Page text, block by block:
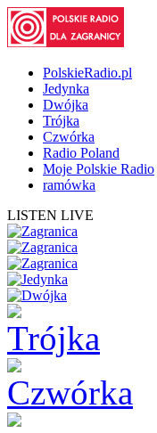
PolskieRadio.pl
Jedynka
Dwójka
Trójka
Czwórka
Radio Poland
Moje Polskie Radio
ramówka
LISTEN LIVE